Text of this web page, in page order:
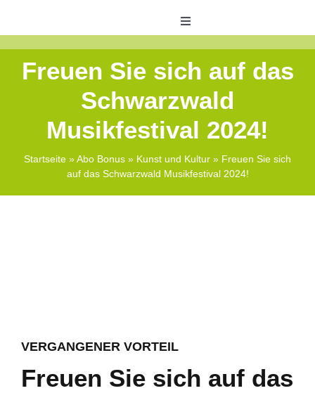
content
Toggle
Navigation
ABO Bonus
Zeitungswelt
Freuen Sie sich auf das
Schwarzwald
Musikfestival 2024!
Startseite »Abo Bonus » Kunst und Kultur » Freuen Sie sich
auf das Schwarzwald Musikfestival 2024!
VERGANGENER VORTEIL
Freuen Sie sich auf das